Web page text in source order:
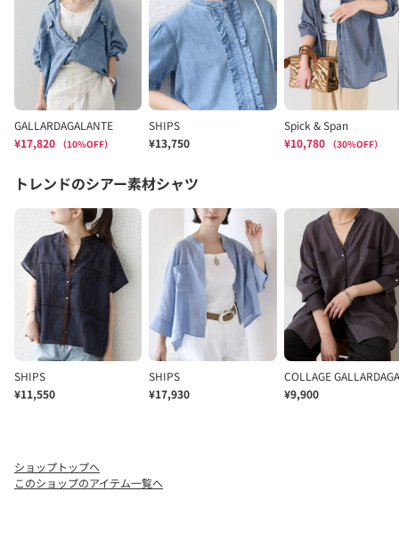
ショップトップへ
このショップのアイテム一覧へ